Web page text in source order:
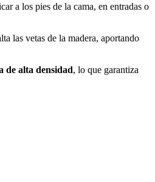
a los pies de la cama, en entradas o
las vetas de la madera, aportando
de alta densidad, lo que garantiza